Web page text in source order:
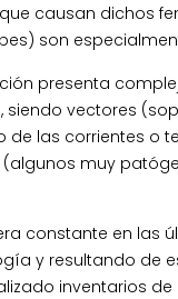
causan dichos
son
presenta
vectores
de las corrientes o
muy
constante en las
y resultando de
inventarios